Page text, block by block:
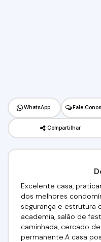
WhatsApp Fale
Compartilhar
Excelente casa,
dos melhores
segurança e estrutura
academia, salão de
caminhada, cercado
permanente.A casa